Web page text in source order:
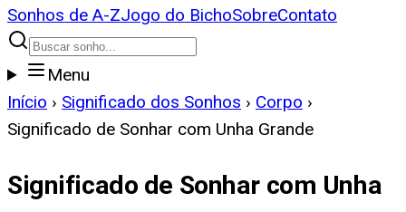
Sonhos de A-ZJogo do BichoSobreContato
Menu
Início › Significado dos Sonhos › Corpo ›
Significado de Sonhar com Unha Grande
Significado de Sonhar com Unha